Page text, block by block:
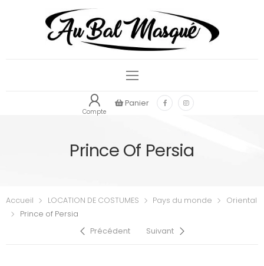
Compte
Panier
Prince Of Persia
Accueil LOCATION DE COSTUMES Pays du monde
Oriental
Prince of Persia
Précédent
Suivant